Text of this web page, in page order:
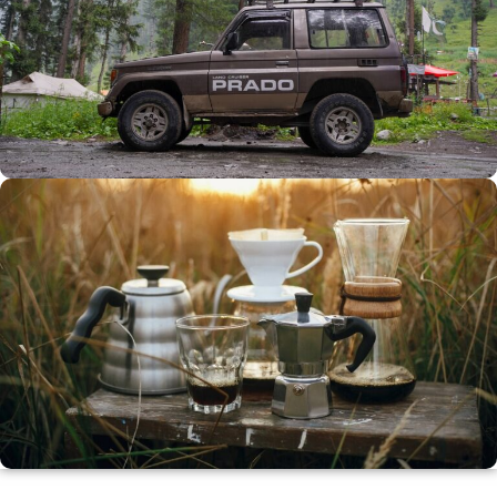
Alışverişe Başla
ARAÇ AKSESUARLARI
SATIŞ VE MONTAJ
Keşfet